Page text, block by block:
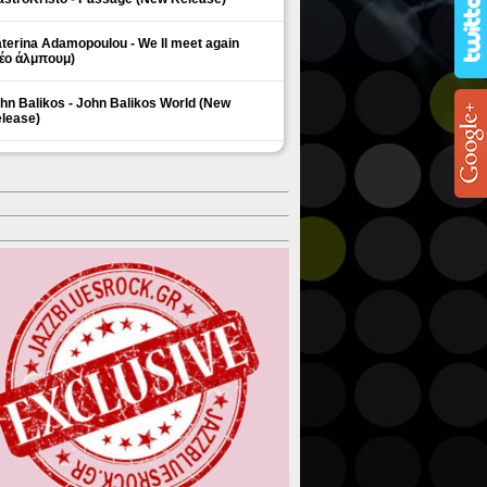
Adamopoulou - We ll meet again
άλμπουμ)
Balikos - John Balikos World (New